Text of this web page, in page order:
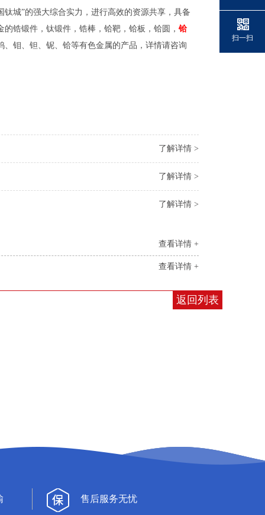
城”的强大综合实力，进行高效的资源共享，具备
锆锻件，钛锻件，锆棒，铪靶，铪板，铪圆， 铪
钼、钽、铌、铪等有色金属的产品，详情请咨询
了解详情 >
了解详情 >
了解详情 >
查看详情 +
查看详情 +
返回列表
售后服务无忧
扫一扫